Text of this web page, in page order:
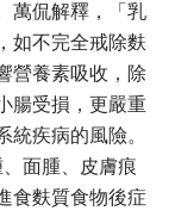
萬侃解釋，「乳
如不完全戒除麩
營養素吸收，除
腸受損，更嚴重
疾病的風險。
面腫、皮膚痕
食麩質食物後症